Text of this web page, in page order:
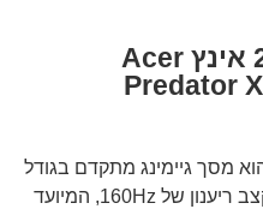
מסך מחשב גיימינג 27 אינץ Acer
Predator
מסך גיימינג מתקדם בגודל
27 אינץ’ עם רזולוציית 4K UHD וקצב ריענון של 160Hz, המיועד